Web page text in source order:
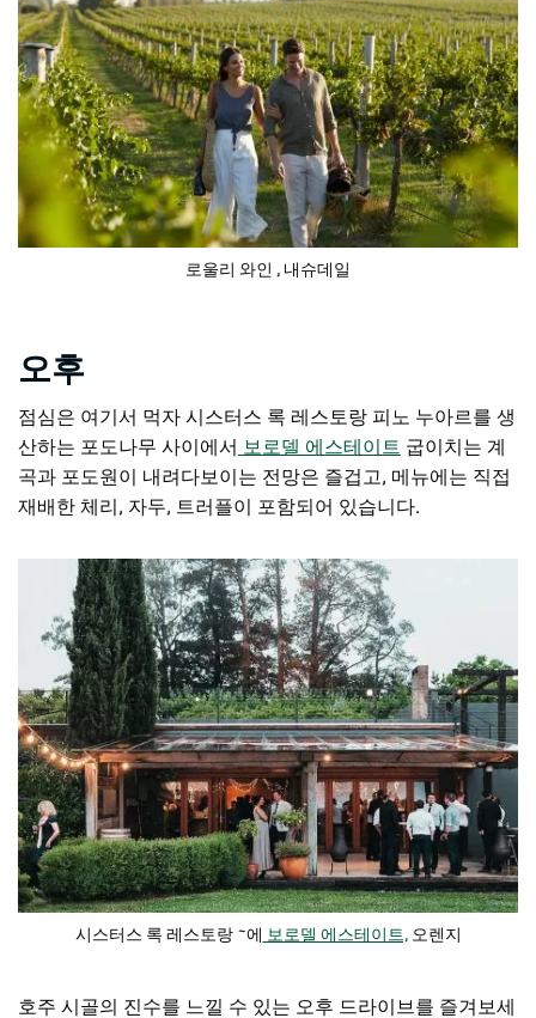
로울리 와인 , 내슈데일
오후
점심은 여기서 먹자 시스터스 록 레스토랑 피노 누아르를 생
산하는 포도나무 사이에서
보로델 에스테이트 굽이치는 계
곡과 포도원이 내려다보이는 전망은 즐겁고, 메뉴에는 직접
재배한 체리, 자두, 트러플이 포함되어 있습니다.
시스터스 록 레스토랑~에 보로델 에스테이트,오렌지
호주 시골의 진수를 느낄 수 있는 오후 드라이브를 즐겨보세